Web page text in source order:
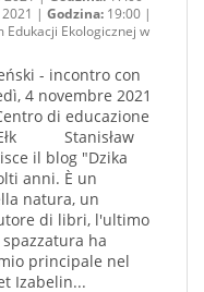
| Godzina:19:00 |
Ekologicznej w
- incontro con
4 novembre 2021
di educazione
Ełk Stanisław
il blog "Dzika
anni. È un
natura, un
di libri, l'ultimo
ha
principale nel
Izabelin...